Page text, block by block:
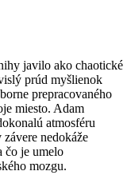
javilo ako chaotické
prúd myšlienok
prepracovaného
miesto. Adam
atmosféru
nedokáže
čo je umelo
mozgu.